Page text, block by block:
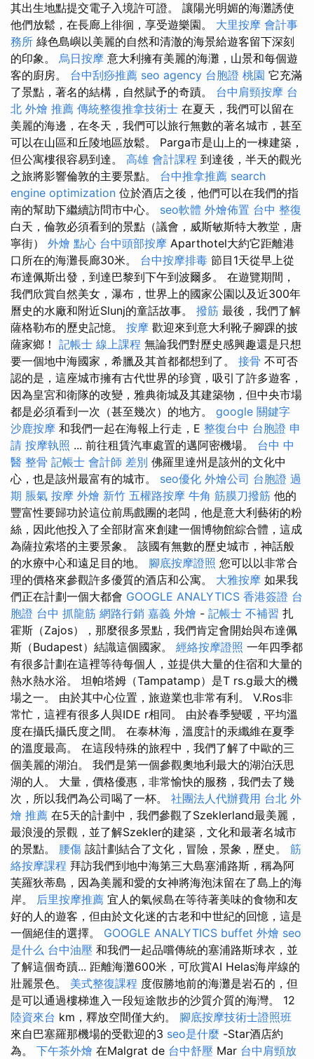
其出生地點提交電子入境許可證。 讓陽光明媚的海灘誘使
他們放鬆，在長廊上徘徊，享受遊樂園。 大里按摩 會計事
務所 綠色島嶼以美麗的自然和清澈的海景給遊客留下深刻
的印象。 烏日按摩 意大利擁有美麗的海灘，山景和每個遊
客的廚房。 台中刮痧推薦 seo agency 台胞證 桃園 它充滿
了景點，著名的結構，自然賦予的奇蹟。 台中肩頸按摩 台
北 外燴 推薦 傳統整復推拿技術士 在夏天，我們可以留在
美麗的海邊，在冬天，我們可以旅行無數的著名城市，甚至
可以在山區和丘陵地區放鬆。 Parga市是山上的一棟建築，
但公寓樓很容易到達。 高雄 會計課程 到達後，半天的觀光
之旅將影響倫敦的主要景點。 台中推拿推薦 search
engine optimization 位於酒店之後，他們可以在我們的指
南的幫助下繼續訪問市中心。 seo軟體 外燴佈置 台中 整復
白天，倫敦必須看到的景點（議會，威斯敏斯特大教堂，唐
寧街） 外燴 點心 台中頭部按摩 Aparthotel大約它距離港
口所在的海灘長廊30米。 台中按摩排毒 節目1天從早上從
布達佩斯出發，到達巴黎到下午到波爾多。 在遊覽期間，
我們欣賞自然美女，瀑布，世界上的國家公園以及近300年
曆史的水廠和附近Slunj的童話故事。 撥筋 最後，我們了解
薩格勒布的歷史記憶。 按摩 歡迎來到意大利靴子腳踝的披
薩家鄉！ 記帳士 線上課程 無論我們對歷史感興趣還是只想
要一個地中海國家，希臘及其首都都想到了。 接骨 不可否
認的是，這座城市擁有古代世界的珍寶，吸引了許多遊客，
因為皇宮和衛隊的改變，雅典衛城及其建築物，但中央市場
都是必須看到一次（甚至幾次）的地方。 google 關鍵字
沙鹿按摩 和我們一起在海報上行走，E 整復台中 台胞證 申
請 按摩執照 ... 前往租賃汽車處置的邁阿密機場。 台中 中
醫 整骨 記帳士 會計師 差別 佛羅里達州是該州的文化中
心，也是該州最富有的城市。 seo優化 外燴公司 台胞證 過
期 脹氣 按摩 外燴 新竹 五權路按摩 牛角 筋膜刀撥筋 他的
豐富性要歸功於這位前馬戲團的老闆，他是意大利藝術的粉
絲，因此他投入了全部財富來創建一個博物館綜合體，這成
為薩拉索塔的主要景象。 該國有無數的歷史城市，神話般
的水療中心和遠足目的地。 腳底按摩證照 您可以以非常合
理的價格來參觀許多優質的酒店和公寓。 大雅按摩 如果我
們正在計劃一個大都會 GOOGLE ANALYTICS 香港簽證 台
胞證 台中 抓龍筋 網路行銷 嘉義 外燴 - 記帳士 不補習 扎
霍斯（Zajos），那麼很多景點，我們肯定會開始與布達佩
斯（Budapest）結識這個國家。 經絡按摩證照 一年四季都
有很多計劃在這裡等待每個人，並提供大量的住宿和大量的
熱水熱水浴。 坦帕塔姆（Tampatamp）是T rs.g最大的機
場之一。 由於其中心位置，旅遊業也非常有利。 V.Ros非
常忙，這裡有很多人與IDE r相同。 由於春季變暖，平均溫
度在攝氏攝氏度之間。 在泰林海，溫度計的汞纖維在夏季
的溫度最高。 在這段特殊的旅程中，我們了解了中歐的三
個美麗的湖泊。 我們是第一個參觀奧地利最大的湖泊沃思
湖的人。 大量，價格優惠，非常愉快的服務，我們去了幾
次，所以我們為公司喝了一杯。 社團法人代辦費用 台北 外
燴 推薦 在5天的計劃中，我們參觀了Szeklerland最美麗，
最浪漫的景觀，並了解Szekler的建築，文化和最著名城市
的景點。 腰傷 該計劃結合了文化，冒險，景象，歷史。 筋
絡按摩課程 拜訪我們到地中海第三大島塞浦路斯，稱為阿
芙羅狄蒂島，因為美麗和愛的女神將海泡沫留在了島上的海
岸。 后里按摩推薦 宜人的氣候島在等待著美味的食物和友
好的人的遊客，但由於文化迷的古老和中世紀的回憶，這是
一個絕佳的選擇。 GOOGLE ANALYTICS buffet 外燴 seo
是什么 台中油壓 和我們一起品嚐傳統的塞浦路斯球衣，並
了解這個奇蹟... 距離海灘600米，可欣賞AI Helas海岸線的
壯麗景色。 美式整復課程 度假勝地前的海灘是岩石的，但
是可以通過樓梯進入一段短途散步的沙質介質的海灣。 12
陸資來台 km，釋放空間僅大約。 腳底按摩技術士證照班
來自巴塞羅那機場的受歡迎的3 seo是什麼 -Star酒店約
為。 下午茶外燴 在Malgrat de 台中舒壓 Mar 台中肩頸放